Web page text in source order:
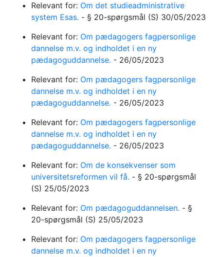
Relevant for: Om det studieadministrative
system Esas. - § 20-spørgsmål (S) 30/05/2023
Relevant for: Om pædagogers fagpersonlige
dannelse m.v. og indholdet i en ny
pædagoguddannelse. - 26/05/2023
Relevant for: Om pædagogers fagpersonlige
dannelse m.v. og indholdet i en ny
pædagoguddannelse. - 26/05/2023
Relevant for: Om pædagogers fagpersonlige
dannelse m.v. og indholdet i en ny
pædagoguddannelse. - 26/05/2023
Relevant for: Om de konsekvenser som
universitetsreformen vil få. - § 20-spørgsmål
(S) 25/05/2023
Relevant for: Om pædagoguddannelsen. - §
20-spørgsmål (S) 25/05/2023
Relevant for: Om pædagogers fagpersonlige
dannelse m.v. og indholdet i en ny